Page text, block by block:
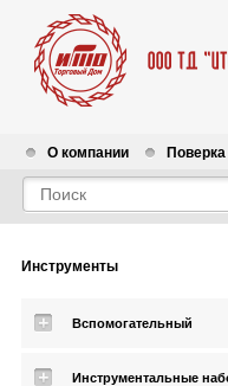
О компании Поверка
Инструменты
Вспомогательный
Инструментальные